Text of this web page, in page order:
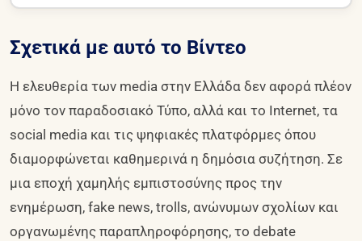
Σχετικά με αυτό το Βίντεο
Η ελευθερία των media στην Ελλάδα δεν αφορά πλέον
μόνο τον παραδοσιακό Τύπο, αλλά και το Internet, τα
social media και τις ψηφιακές πλατφόρμες όπου
διαμορφώνεται καθημερινά η δημόσια συζήτηση. Σε
μια εποχή χαμηλής εμπιστοσύνης προς την
ενημέρωση, fake news, trolls, ανώνυμων σχολίων και
οργανωμένης παραπληροφόρησης, το debate